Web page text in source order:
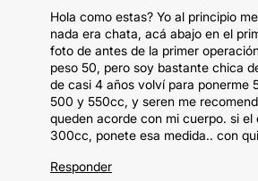
Hola como estas? Yo al principio
nada era chata, acá abajo en el
foto de antes de la primer
peso 50, pero soy bastante chica
de casi 4 años volví para ponerme
500 y 550cc, y seren me
queden acorde con mi cuerpo. si
300cc, ponete esa medida.. con
Responder